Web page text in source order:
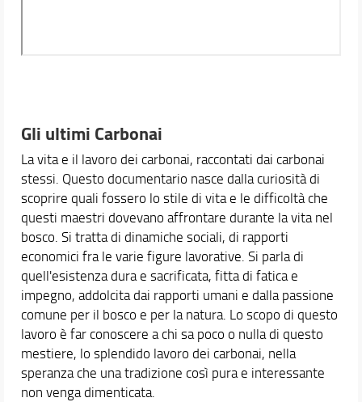
Gli ultimi Carbonai
La vita e il lavoro dei carbonai, raccontati dai carbonai
stessi. Questo documentario nasce dalla curiosità di
scoprire quali fossero lo stile di vita e le difficoltà che
questi maestri dovevano affrontare durante la vita nel
bosco. Si tratta di dinamiche sociali, di rapporti
economici fra le varie figure lavorative. Si parla di
quell'esistenza dura e sacrificata, fitta di fatica e
impegno, addolcita dai rapporti umani e dalla passione
comune per il bosco e per la natura. Lo scopo di questo
lavoro è far conoscere a chi sa poco o nulla di questo
mestiere, lo splendido lavoro dei carbonai, nella
speranza che una tradizione così pura e interessante
non venga dimenticata.